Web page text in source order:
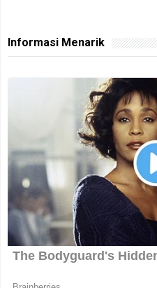
Informasi Menarik